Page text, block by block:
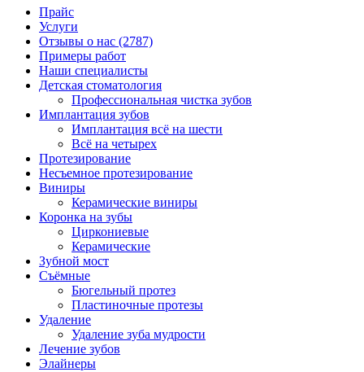
Прайс
Услуги
Отзывы о нас (2787)
Примеры работ
Наши специалисты
Детская стоматология
Профессиональная чистка зубов
Имплантация зубов
Имплантация всё на шести
Всё на четырех
Протезирование
Несъемное протезирование
Виниры
Керамические виниры
Коронка на зубы
Циркониевые
Керамические
Зубной мост
Съёмные
Бюгельный протез
Пластиночные протезы
Удаление
Удаление зуба мудрости
Лечение зубов
Элайнеры